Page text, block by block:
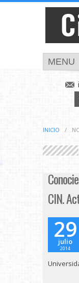
INICIO /
CIN.
29
julio
2014